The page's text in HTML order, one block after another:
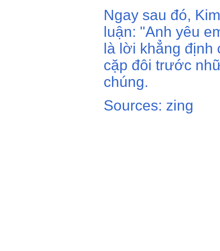
Ngay sau đó,
luận: "Anh yêu
là lời khẳng định
cặp đôi trước
chúng.
Sources: zing